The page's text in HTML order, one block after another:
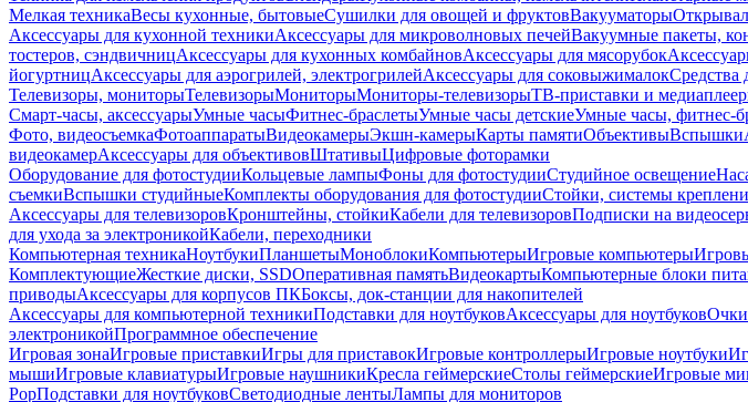
Мелкая техникаВесы кухонные, бытовыеСушилки для овощей и фруктовВакууматоры
Аксессуары для кухонной техникиАксессуары для микроволновых печейВакуумные пакеты,
тостеров, сэндвичницАксессуары для кухонных комбайновАксессуары для мясорубок
йогуртницАксессуары для аэрогрилей, электрогрилейАксессуары для соковыжималокСредства
Телевизоры, мониторыТелевизорыМониторыМониторы-телевизорыТВ-приставки и
Смарт-часы, аксессуарыУмные часыФитнес-браслетыУмные часы детскиеУмные часы, фитнес-
Фото, видеосъемкаФотоаппаратыВидеокамерыЭкшн-камерыКарты памятиОбъективыВспышки
видеокамерАксессуары для объективовШтативыЦифровые фоторамки
Оборудование для фотостудииКольцевые лампыФоны для фотостудииСтудийное освещение
съемкиВспышки студийныеКомплекты оборудования для фотостудииСтойки, системы
Аксессуары для телевизоровКронштейны, стойкиКабели для телевизоровПодписки на
для ухода за электроникойКабели, переходники
Компьютерная техникаНоутбукиПланшетыМоноблокиКомпьютерыИгровые компьютеры
КомплектующиеЖесткие диски, SSDОперативная памятьВидеокартыКомпьютерные блоки
приводыАксессуары для корпусов ПКБоксы, док-станции для накопителей
Аксессуары для компьютерной техникиПодставки для ноутбуковАксессуары для ноутбуковОчки
электроникойПрограммное обеспечение
Игровая зонаИгровые приставкиИгры для приставокИгровые контроллерыИгровые ноутбуки
мышиИгровые клавиатурыИгровые наушникиКресла геймерскиеСтолы геймерскиеИгровые
PopПодставки для ноутбуковСветодиодные лентыЛампы для мониторов